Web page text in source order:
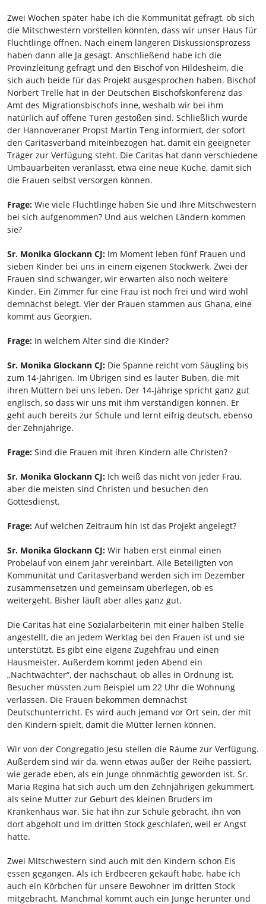
Zwei Wochen später habe ich die Kommunität gefragt, ob sich
die Mitschwestern vorstellen könnten, dass wir unser Haus für
Flüchtlinge öffnen. Nach einem längeren Diskussionsprozess
haben dann alle Ja gesagt. Anschließend habe ich die
Provinzleitung gefragt und den Bischof von Hildesheim, die
sich auch beide für das Projekt ausgesprochen haben. Bischof
Norbert Trelle hat in der Deutschen Bischofskonferenz das
Amt des Migrationsbischofs inne, weshalb wir bei ihm
natürlich auf offene Türen gestoßen sind. Schließlich wurde
der Hannoveraner Propst Martin Teng informiert, der sofort
den Caritasverband miteinbezogen hat, damit ein geeigneter
Träger zur Verfügung steht. Die Caritas hat dann verschiedene
Umbauarbeiten veranlasst, etwa eine neue Küche, damit sich
die Frauen selbst versorgen können.
Frage: Wie viele Flüchtlinge haben Sie und Ihre Mitschwestern
bei sich aufgenommen? Und aus welchen Ländern kommen
sie?
Sr. Monika Glockann CJ: Im Moment leben fünf Frauen und
sieben Kinder bei uns in einem eigenen Stockwerk. Zwei der
Frauen sind schwanger, wir erwarten also noch weitere
Kinder. Ein Zimmer für eine Frau ist noch frei und wird wohl
demnächst belegt. Vier der Frauen stammen aus Ghana, eine
kommt aus Georgien.
Frage: In welchem Alter sind die Kinder?
Sr. Monika Glockann CJ: Die Spanne reicht vom Säugling bis
zum 14-Jährigen. Im Übrigen sind es lauter Buben, die mit
ihren Müttern bei uns leben. Der 14-Jährige spricht ganz gut
englisch, so dass wir uns mit ihm verständigen können. Er
geht auch bereits zur Schule und lernt eifrig deutsch, ebenso
der Zehnjährige.
Frage: Sind die Frauen mit ihren Kindern alle Christen?
Sr. Monika Glockann CJ: Ich weiß das nicht von jeder Frau,
aber die meisten sind Christen und besuchen den
Gottesdienst.
Frage: Auf welchen Zeitraum hin ist das Projekt angelegt?
Sr. Monika Glockann CJ: Wir haben erst einmal einen
Probelauf von einem Jahr vereinbart. Alle Beteiligten von
Kommunität und Caritasverband werden sich im Dezember
zusammensetzen und gemeinsam überlegen, ob es
weitergeht. Bisher läuft aber alles ganz gut.
Die Caritas hat eine Sozialarbeiterin mit einer halben Stelle
angestellt, die an jedem Werktag bei den Frauen ist und sie
unterstützt. Es gibt eine eigene Zugehfrau und einen
Hausmeister. Außerdem kommt jeden Abend ein
„Nachtwächter“, der nachschaut, ob alles in Ordnung ist.
Besucher müssten zum Beispiel um 22 Uhr die Wohnung
verlassen. Die Frauen bekommen demnächst
Deutschunterricht. Es wird auch jemand vor Ort sein, der mit
den Kindern spielt, damit die Mütter lernen können.
Wir von der Congregatio Jesu stellen die Räume zur Verfügung.
Außerdem sind wir da, wenn etwas außer der Reihe passiert,
wie gerade eben, als ein Junge ohnmächtig geworden ist. Sr.
Maria Regina hat sich auch um den Zehnjährigen gekümmert,
als seine Mutter zur Geburt des kleinen Bruders im
Krankenhaus war. Sie hat ihn zur Schule gebracht, ihn von
dort abgeholt und im dritten Stock geschlafen, weil er Angst
hatte.
Zwei Mitschwestern sind auch mit den Kindern schon Eis
essen gegangen. Als ich Erdbeeren gekauft habe, habe ich
auch ein Körbchen für unsere Bewohner im dritten Stock
mitgebracht. Manchmal kommt auch ein Junge herunter und